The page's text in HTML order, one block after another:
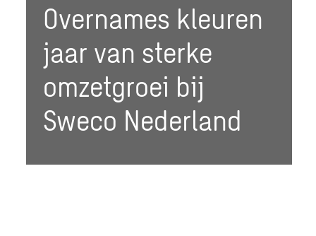
Overnames kleuren
jaar van sterke
omzetgroei bij
Sweco Nederland